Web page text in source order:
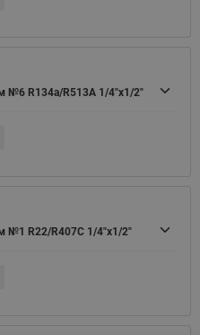
№6 R134a/R513A 1/4"x1/2"
№1 R22/R407C 1/4"x1/2"